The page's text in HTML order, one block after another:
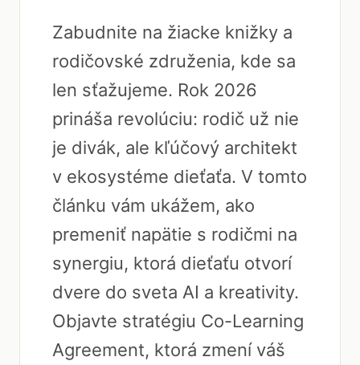
Zabudnite na žiacke knižky a
rodičovské združenia, kde sa
len sťažujeme. Rok 2026
prináša revolúciu: rodič už nie
je divák, ale kľúčový architekt
v ekosystéme dieťaťa. V tomto
článku vám ukážem, ako
premeniť napätie s rodičmi na
synergiu, ktorá dieťaťu otvorí
dvere do sveta AI a kreativity.
Objavte stratégiu Co-Learning
Agreement, ktorá zmení váš